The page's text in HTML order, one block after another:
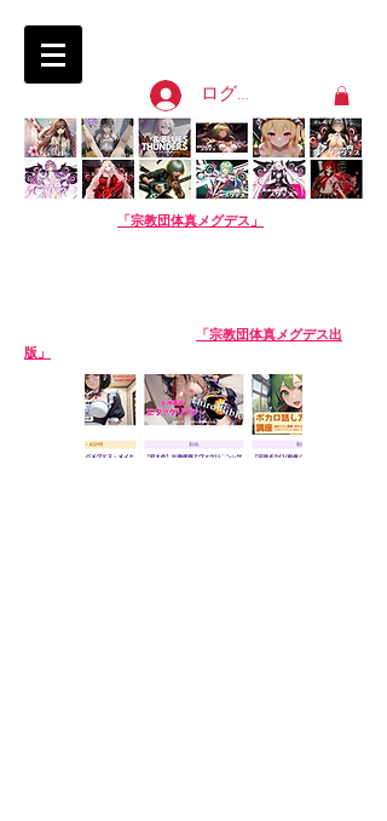
ログイン
「宗教団体真メグデス」
「宗教団体真メグデス出
版」